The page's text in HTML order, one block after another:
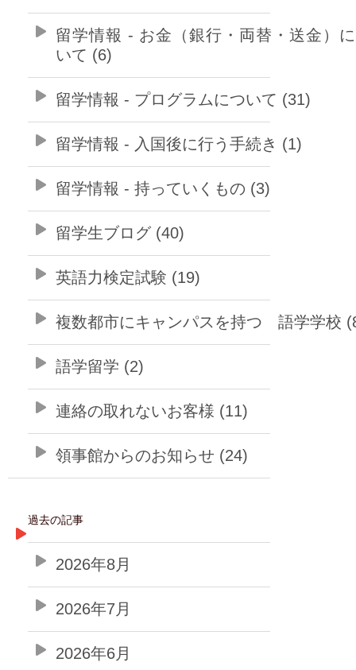
留学情報 - お金（銀行・両替・送金）
いて (6)
留学情報 - プログラムについて (31)
留学情報 - 入国後に行う手続き (1)
留学情報 - 持っていくもの (3)
留学生ブログ (40)
英語力検定試験 (19)
複数都市にキャンパスを持つ 語学学校
語学留学 (2)
連絡の取れないお客様 (11)
領事館からのお知らせ (24)
過去の記事
2026年8月
2026年7月
2026年6月